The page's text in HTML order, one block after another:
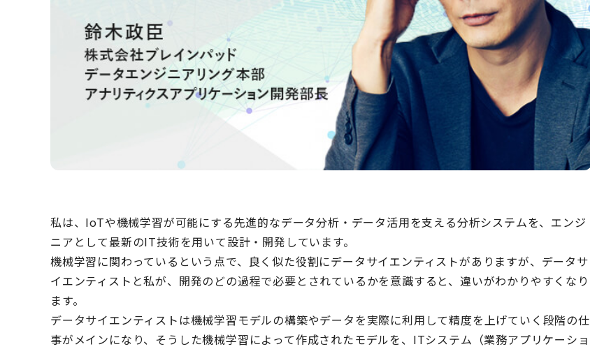
私は、IoTや機械学習が可能にする先進的なデータ分析・データ活用を支える分析システムを、エンジ
ニアとして最新のIT技術を用いて設計・開発しています。
機械学習に関わっているという点で、良く似た役割にデータサイエンティストがありますが、データサ
イエンティストと私が、開発のどの過程で必要とされているかを意識すると、違いがわかりやすくなり
ます。
データサイエンティストは機械学習モデルの構築やデータを実際に利用して精度を上げていく段階の仕
事がメインになり、そうした機械学習によって作成されたモデルを、ITシステム（業務アプリケーショ